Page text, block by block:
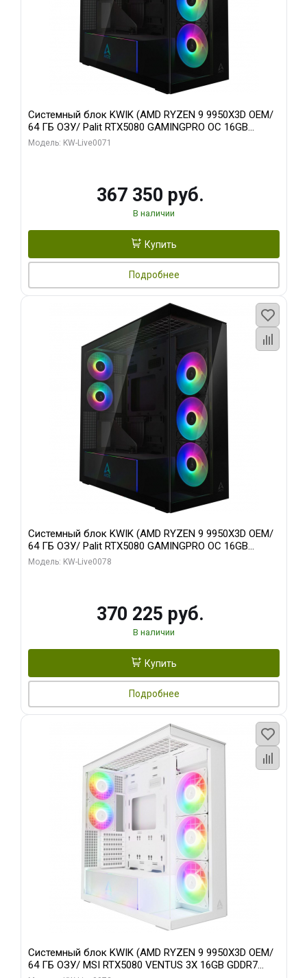
Системный блок KWIK (AMD RYZEN 9 9950X3D OEM/
64 ГБ ОЗУ/ Palit RTX5080 GAMINGPRO OC 16GB
GDDR7 256bit 3xDP HD/ 960 ГБ SSD)
Модель: KW-Live0071
367 350 руб.
В наличии
Купить
Подробнее
Системный блок KWIK (AMD RYZEN 9 9950X3D OEM/
64 ГБ ОЗУ/ Palit RTX5080 GAMINGPRO OC 16GB
GDDR7 256bit 3xDP HD/ 1 ТБ SSD)
Модель: KW-Live0078
370 225 руб.
В наличии
Купить
Подробнее
Системный блок KWIK (AMD RYZEN 9 9950X3D OEM/
64 ГБ ОЗУ/ MSI RTX5080 VENTUS 3X 16GB GDDR7